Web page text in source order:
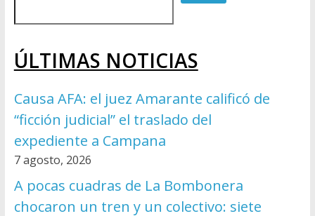
ÚLTIMAS NOTICIAS
Causa AFA: el juez Amarante calificó de
“ficción judicial” el traslado del
expediente a Campana
7 agosto, 2026
A pocas cuadras de La Bombonera
chocaron un tren y un colectivo: siete